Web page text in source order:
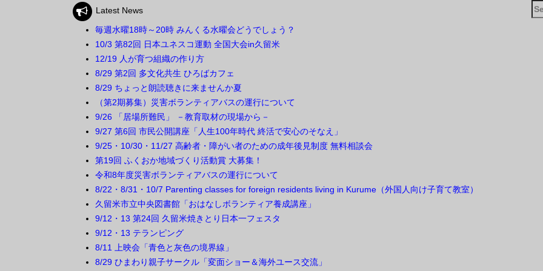
Latest News
毎週水曜18時～20時 みんくる水曜会どうでしょう？
10/3 第82回 日本ユネスコ運動 全国大会in久留米
12/19 人が育つ組織の作り方
8/29 第2回 多文化共生 ひろばカフェ
8/29 ちょっと朗読聴きに来ませんか夏
（第2期募集）災害ボランティアバスの運行について
9/26 「居場所難民」 －教育取材の現場から－
9/27 第6回 市民公開講座「人生100年時代 終活で安心のそなえ」
9/25・10/30・11/27 高齢者・障がい者のための成年後見制度 無料相談会
第19回 ふくおか地域づくり活動賞 大募集！
令和8年度災害ボランティアバスの運行について
8/22・8/31・10/7 Parenting classes for foreign residents living in Kurume（外国人向け子育て教室）
久留米市立中央図書館「おはなしボランティア養成講座」
9/12・13 第24回 久留米焼きとり日本一フェスタ
9/12・13 テランピング
8/11 上映会「青色と灰色の境界線」
8/29 ひまわり親子サークル「変面ショー＆海外ユース交流」